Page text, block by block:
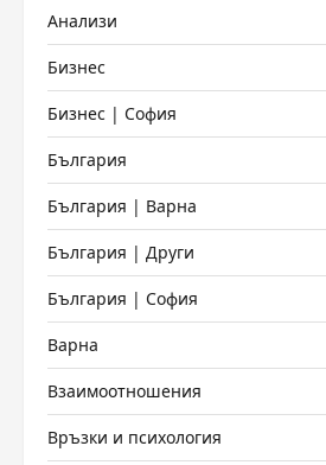
Анализи
Бизнес
Бизнес | София
България
България | Варна
България | Други
България | София
Варна
Взаимоотношения
Връзки и психология